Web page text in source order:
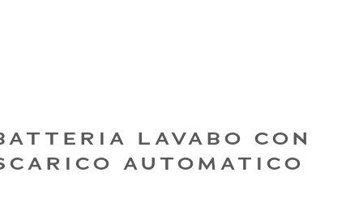
LAVABO CON
AUTOMATICO